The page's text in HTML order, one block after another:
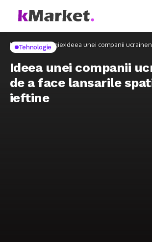
Home Tehnologie Ideea unei companii
Tehnologie
Ideea unei companii
de a face lansarile
ieftine